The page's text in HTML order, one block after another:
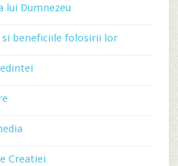
lui Dumnezeu
beneficiile folosirii lor
Creatiei